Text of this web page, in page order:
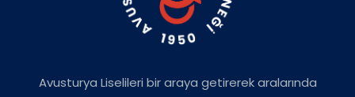
Avusturya Liselileri bir araya getirerek aralarında